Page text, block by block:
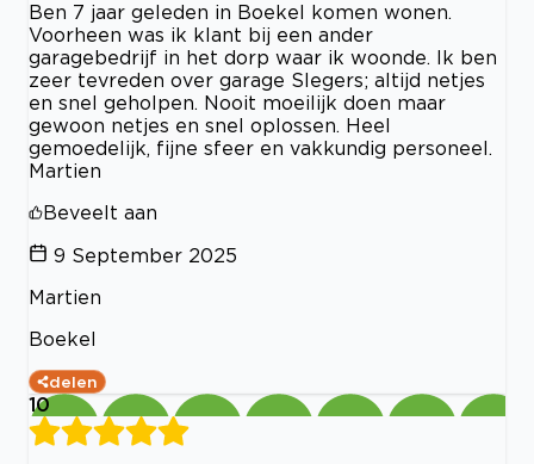
Ben 7 jaar geleden in Boekel komen wonen.
Voorheen was ik klant bij een ander
garagebedrijf in het dorp waar ik woonde. Ik ben
zeer tevreden over garage Slegers; altijd netjes
en snel geholpen. Nooit moeilijk doen maar
gewoon netjes en snel oplossen. Heel
gemoedelijk, fijne sfeer en vakkundig personeel.
Martien
Beveelt aan
9 September 2025
Martien
Boekel
delen
10